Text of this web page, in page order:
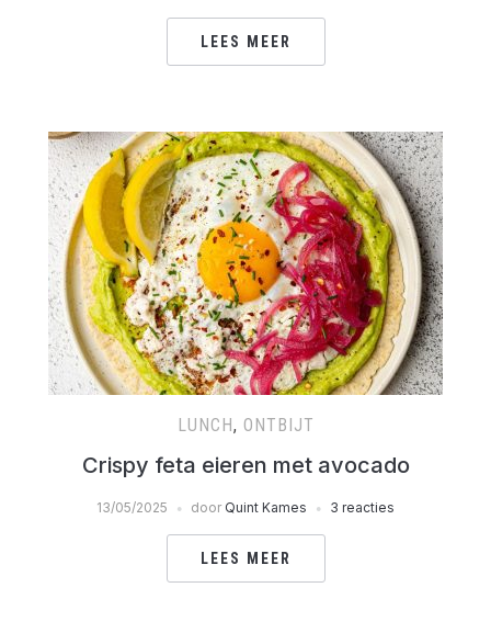
LEES MEER
LUNCH, ONTBIJT
Crispy feta eieren met avocado
13/05/2025 door Quint Kames 3 reacties
LEES MEER